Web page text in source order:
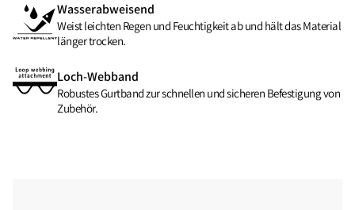
Wasserabweisend
Weist leichten Regen und Feuchtigkeit ab und hält das Material
länger trocken.
Loch-Webband
Robustes Gurtband zur schnellen und sicheren Befestigung von
Zubehör.